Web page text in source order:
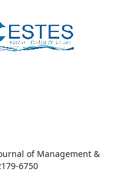
of Management &
6750